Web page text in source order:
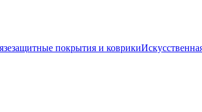
покрытия и коврики